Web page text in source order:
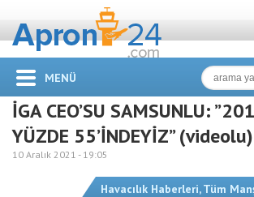
MENÜ
İGA CEO’SU SAMSUNLU:
YÜZDE 55’İNDEYİZ” (videolu)
10 Aralık 2021 - 19:05
Havacılık Haberleri,Tüm